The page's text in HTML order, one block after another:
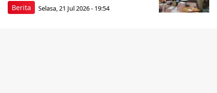
Berita Selasa, 21 Jul 2026 - 19:54